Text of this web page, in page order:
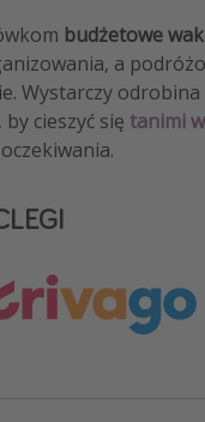
budżetowe
a
Wystarczy
cieszyć się tanimi